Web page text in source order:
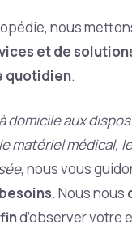
nous
et de
quotidien.
domicile aux
matériel médical,
, nous vous
. Nous nous
d’observer votre